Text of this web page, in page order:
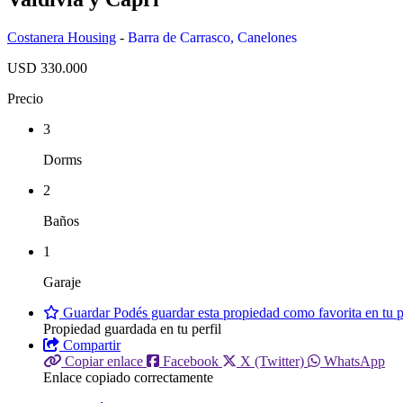
Costanera Housing - Barra de Carrasco, Canelones
USD 330.000
Precio
3
Dorms
2
Baños
1
Garaje
GuardarPodés guardar esta propiedad como favorita en tu
Propiedad guardada en tu perfil
Compartir
Copiar enlace
Facebook X (Twitter)
WhatsApp
Enlace copiado correctamente